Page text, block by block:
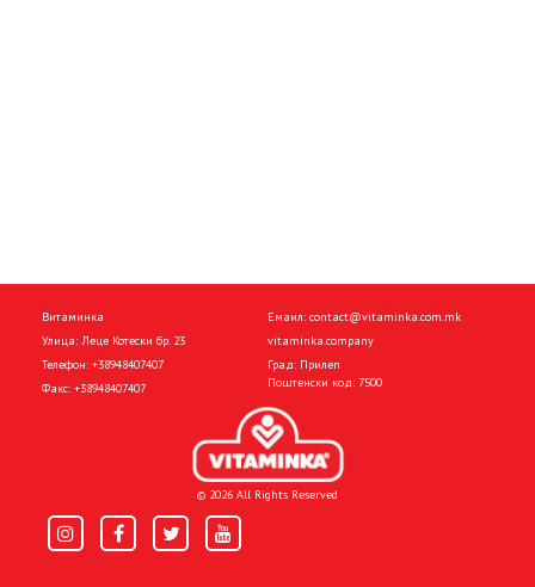
Витаминка
Улица: Леце Котески бр. 23
Телефон: +38948407407
Факс: +38948407407
Емаил: contact@vitaminka.com.mk
vitaminka.company
Град: Прилеп
Поштенски код: 7500
© 2026 All Rights Reserved